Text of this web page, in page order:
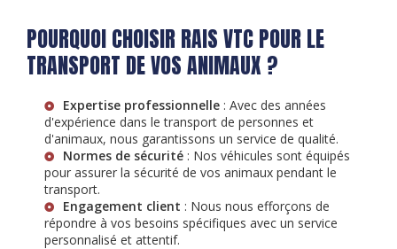
POURQUOI CHOISIR RAIS VTC POUR LE
TRANSPORT DE VOS ANIMAUX ?
Expertise professionnelle : Avec des années
d'expérience dans le transport de personnes et
d'animaux, nous garantissons un service de qualité.
Normes de sécurité : Nos véhicules sont équipés
pour assurer la sécurité de vos animaux pendant le
transport.
Engagement client : Nous nous efforçons de
répondre à vos besoins spécifiques avec un service
personnalisé et attentif.